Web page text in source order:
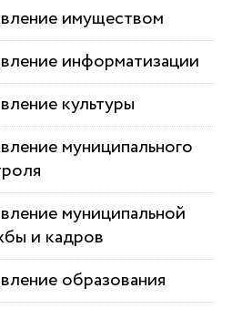
имуществом
информатизации
культуры
муниципального
муниципальной
и кадров
образования